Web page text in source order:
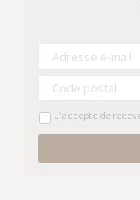
J’accepte de